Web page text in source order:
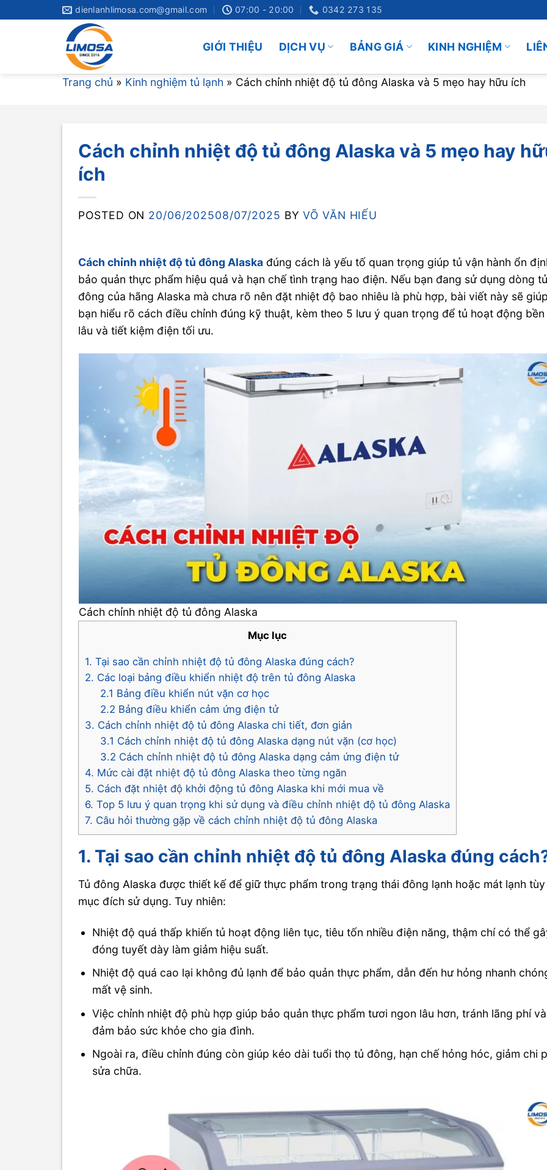
dienlanhlimosa.com@gmail.com 07:00 - 20:00 0342 273 135
GIỚI THIỆU DỊCH VỤ BẢNG GIÁ KINH NGHIỆM
Trang chủ » Kinh nghiệm tủ lạnh » Cách chỉnh nhiệt độ tủ đông Alaska và 5 mẹo hay hữu ích
Cách chỉnh nhiệt độ tủ đông Alaska và 5 mẹo hay
ích
POSTED ON 20/06/202508/07/2025 BYVÕ VĂN HIẾU
Cách chỉnh nhiệt độ tủ đông Alaska đúng cách là yếu tố quan trọng giúp tủ vận hành ổn
bảo quản thực phẩm hiệu quả và hạn chế tình trạng hao điện. Nếu bạn đang sử dụng dòng
đông của hãng Alaska mà chưa rõ nên đặt nhiệt độ bao nhiêu là phù hợp, bài viết này sẽ
bạn hiểu rõ cách điều chỉnh đúng kỹ thuật, kèm theo 5 lưu ý quan trọng để tủ hoạt động bền
lâu và tiết kiệm điện tối ưu.
Cách chỉnh nhiệt độ tủ đông Alaska
Mục lục
1. Tại sao cần chỉnh nhiệt độ tủ đông Alaska đúng cách?
2. Các loại bảng điều khiển nhiệt độ trên tủ đông Alaska
2.1 Bảng điều khiển nút vặn cơ học
2.2 Bảng điều khiển cảm ứng điện tử
3. Cách chỉnh nhiệt độ tủ đông Alaska chi tiết, đơn giản
3.1 Cách chỉnh nhiệt độ tủ đông Alaska dạng nút vặn (cơ học)
3.2 Cách chỉnh nhiệt độ tủ đông Alaska dạng cảm ứng điện tử
4. Mức cài đặt nhiệt độ tủ đông Alaska theo từng ngăn
5. Cách đặt nhiệt độ khởi động tủ đông Alaska khi mới mua về
6. Top 5 lưu ý quan trọng khi sử dụng và điều chỉnh nhiệt độ tủ đông Alaska
7. Câu hỏi thường gặp về cách chỉnh nhiệt độ tủ đông Alaska
1. Tại sao cần chỉnh nhiệt độ tủ đông Alaska đúng
Tủ đông Alaska được thiết kế để giữ thực phẩm trong trạng thái đông lạnh hoặc mát lạnh tùy
mục đích sử dụng. Tuy nhiên:
Nhiệt độ quá thấp khiến tủ hoạt động liên tục, tiêu tốn nhiều điện năng, thậm chí có thể
đóng tuyết dày làm giảm hiệu suất.
Nhiệt độ quá cao lại không đủ lạnh để bảo quản thực phẩm, dẫn đến hư hỏng nhanh
mất vệ sinh.
Việc chỉnh nhiệt độ phù hợp giúp bảo quản thực phẩm tươi ngon lâu hơn, tránh lãng phí và
đảm bảo sức khỏe cho gia đình.
Ngoài ra, điều chỉnh đúng còn giúp kéo dài tuổi thọ tủ đông, hạn chế hỏng hóc, giảm chi
sửa chữa.